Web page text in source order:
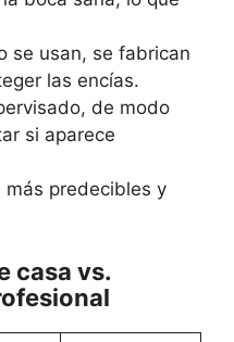
se usan, se fabrican
las encías.
de modo
si aparece
predecibles y
casa vs.